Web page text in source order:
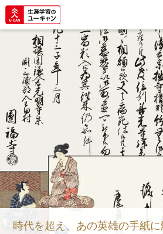
時代を超え、あの英雄の手紙に